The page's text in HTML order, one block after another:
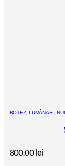
BOTEZ LUMÂNĂRI
800,00 lei